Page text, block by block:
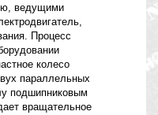
ведущими
Процесс
колесо
параллельных
подшипниковым
вращательное